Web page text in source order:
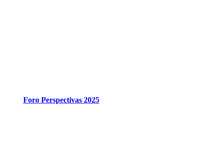
Foro Perspectivas 2025